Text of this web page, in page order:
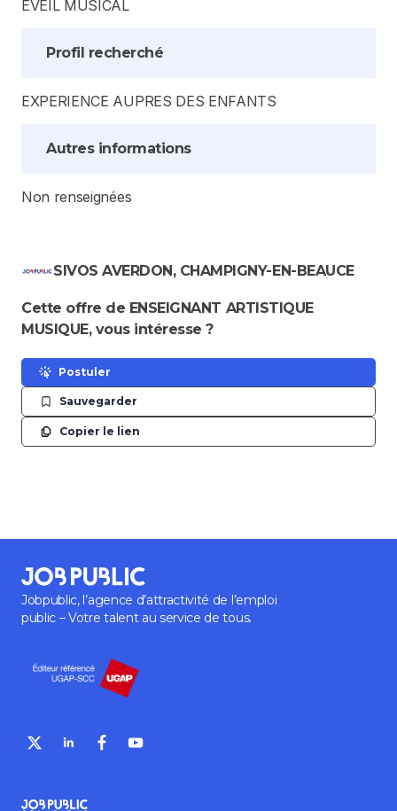
EVEIL MUSICAL
Profil recherché
EXPERIENCE AUPRES DES ENFANTS
Autres informations
Non renseignées
SIVOS AVERDON, CHAMPIGNY-EN-BEAUCE
Cette offre de ENSEIGNANT ARTISTIQUE
MUSIQUE, vous intéresse ?
Postuler
Sauvegarder
Copier le lien
Jobpublic, l’agence d’attractivité de l’emploi
public – Votre talent au service de tous.